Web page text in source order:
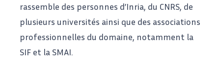
rassemble des personnes d’Inria, du CNRS, de
plusieurs universités ainsi que des associations
professionnelles du domaine, notamment la
SIFet la SMAI.